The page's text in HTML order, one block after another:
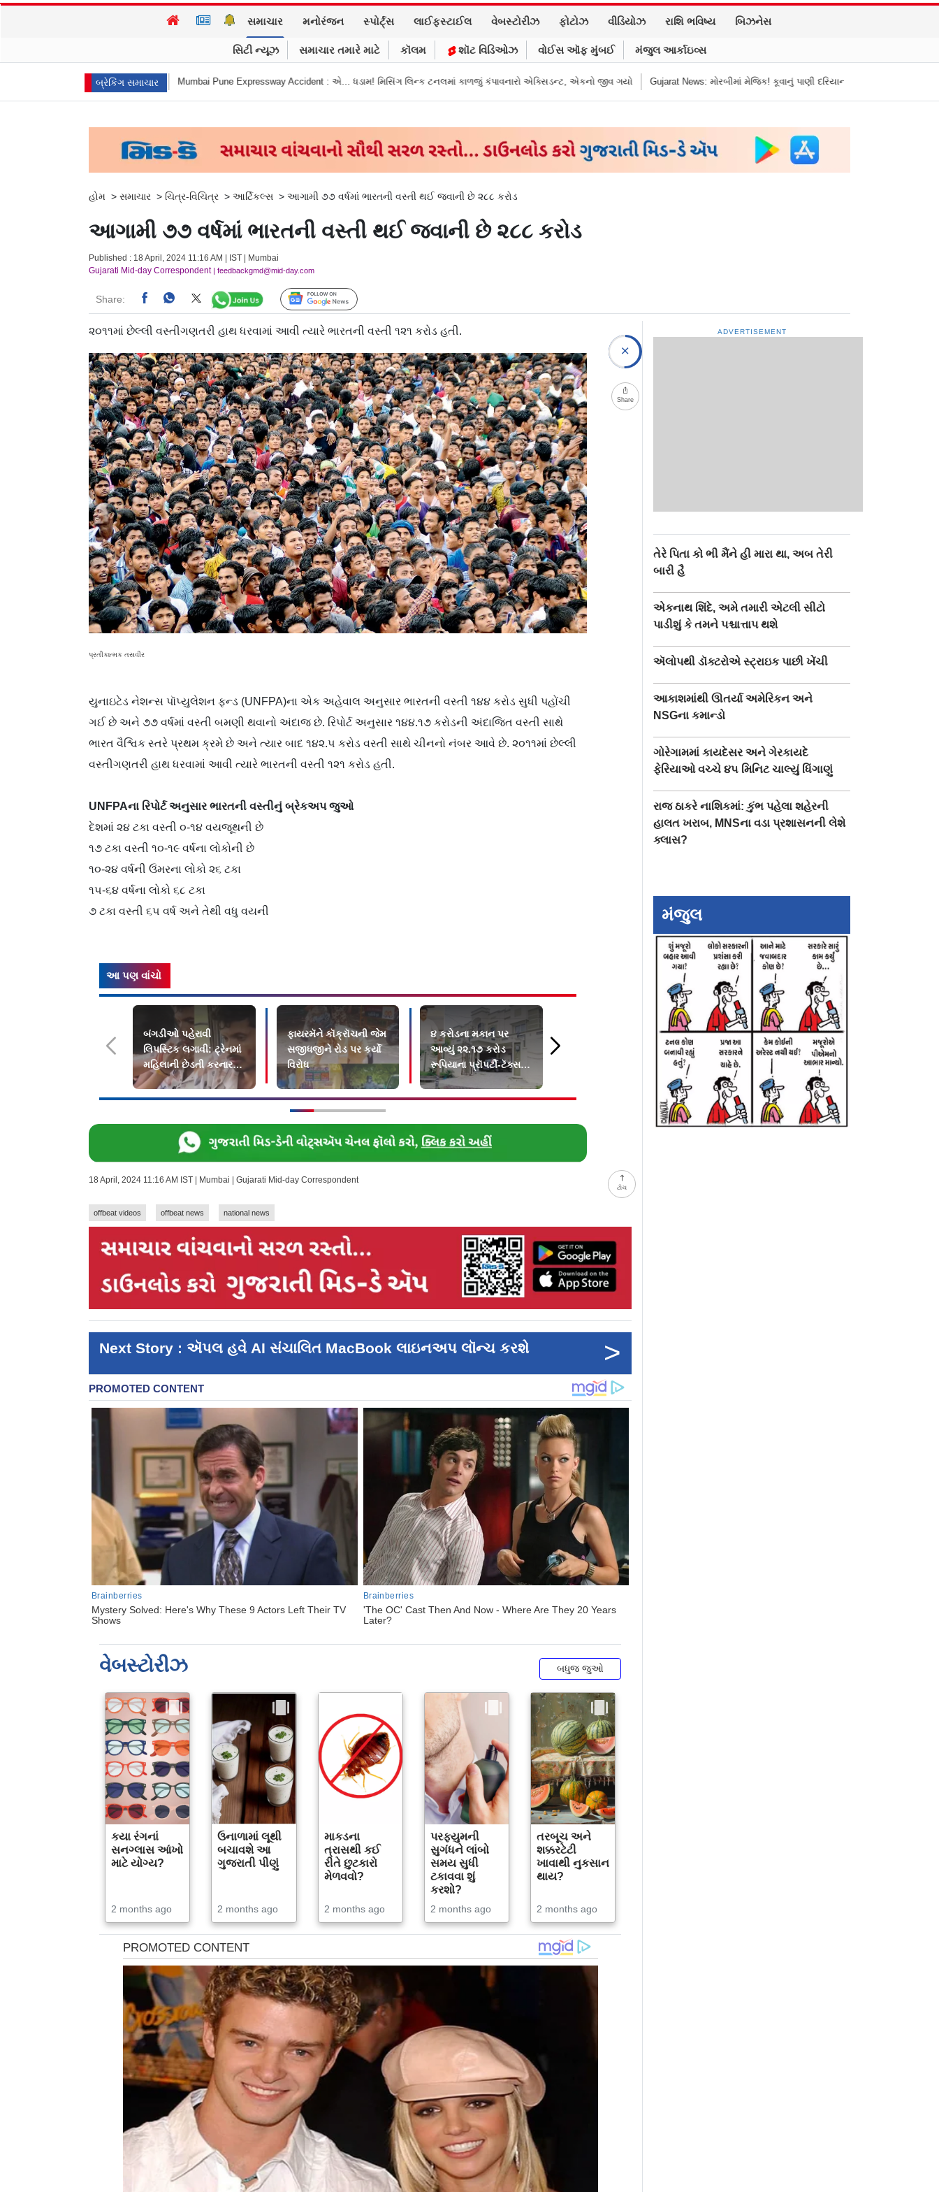
સમાચાર મનોરંજન સ્પોર્ટ્સ લાઈફસ્ટાઈલ વેબસ્ટોરીઝ ફોટોઝ વીડિયોઝ રાશિ ભવિષ્ય બિઝનેસ
સિટી ન્યૂઝ સમાચાર તમારે માટે કૉલમ શૉટ વિડિઓઝ વોઈસ ઑફ મુંબઈ મંજુલ આર્કાઇવ્સ
બ્રેકિંગ સમાચાર
Mumbai Pune Expressway Accident : એ... ધડામ! મિસિંગ લિન્ક ટનલમાં કાળજું કંપાવનારો એક્સિડન્ટ, એકનો જીવ ગયો Gujarat News: મોરબીમાં મેજિક! કૂવાનું પાણી દરિયાનાં મોજાંની જેમ ઊછળવા લાગ્યું, શું કહે છે નિષ્ણાતો?
હોમ > સમાચાર > ચિત્ર-વિચિત્ર > આર્ટિકલ્સ > આગામી ૭૭ વર્ષમાં ભારતની વસ્તી થઈ જવાની છે ૨૮૮ કરોડ
આગામી ૭૭ વર્ષમાં ભારતની વસ્તી થઈ જવાની છે ૨૮૮ કરોડ
Published : 18 April, 2024 11:16 AM | IST | Mumbai
Gujarati Mid-day Correspondent| feedbackgmd@mid-day.com
Share: Follow Us
ટોચ
૨૦૧૧માં છેલ્લી વસ્તીગણતરી હાથ ધરવામાં આવી ત્યારે ભારતની વસ્તી ૧૨૧ કરોડ હતી.
પ્રતીકાત્મક તસવીર
યુનાઇટેડ નેશન્સ પૉપ્યુલેશન ફન્ડ (UNFPA)ના એક અહેવાલ અનુસાર ભારતની વસ્તી ૧૪૪ કરોડ સુધી પહોંચી
ગઈ છે અને ૭૭ વર્ષમાં વસ્તી બમણી થવાનો અંદાજ છે. રિપોર્ટ અનુસાર ૧૪૪.૧૭ કરોડની અંદાજિત વસ્તી સાથે
ભારત વૈશ્વિક સ્તરે પ્રથમ ક્રમે છે અને ત્યાર બાદ ૧૪૨.૫ કરોડ વસ્તી સાથે ચીનનો નંબર આવે છે. ૨૦૧૧માં છેલ્લી
વસ્તીગણતરી હાથ ધરવામાં આવી ત્યારે ભારતની વસ્તી ૧૨૧ કરોડ હતી.
UNFPAના રિપોર્ટ અનુસાર ભારતની વસ્તીનું બ્રેકઅપ જુઓ
દેશમાં ૨૪ ટકા વસ્તી ૦-૧૪ વયજૂથની છે
૧૭ ટકા વસ્તી ૧૦-૧૯ વર્ષના લોકોની છે
૧૦-૨૪ વર્ષની ઉંમરના લોકો ૨૬ ટકા
૧૫-૬૪ વર્ષના લોકો ૬૮ ટકા
૭ ટકા વસ્તી ૬૫ વર્ષ અને તેથી વધુ વયની
આ પણ વાંચો
બંગડીઓ પહેરાવી
લિપસ્ટિક લગાવી: ટ્રેનમાં
મહિલાની છેડતી કરનારને
લોકોએ પાઠ ભણાવ્યો
ફાયરમૅને કૉક્રૉચની જેમ
સજીધજીને રોડ પર કર્યો
વિરોધ
૪ કરોડના મકાન પર
આવ્યું ૨૨.૧૭ કરોડ
રૂપિયાના પ્રૉપર્ટી-ટૅક્સનું
બિલ
થયો એટલે મનાવવા માટે
વીડિયો કૉલ પર પિતાના
અંતિમ સંસ્કાર જોયા, 3
દીકરીઓએ પૈસા
મોકલાવ્યા પણ હાજરી ન
આપી
Share
18 April, 2024 11:16 AM IST | Mumbai | Gujarati Mid-day Correspondent
offbeat videos offbeat news national news
Next Story : ઍપલ હવે AI સંચાલિત MacBook લાઇનઅપ લૉન્ચ કરશે >
વેબસ્ટોરીઝ બધુજ જુઓ
કયા રંગનાં
સનગ્લાસ આંખો
માટે યોગ્ય?
2 months ago
ઉનાળામાં લૂથી
બચાવશે આ
ગુજરાતી પીણું
2 months ago
માકડના
ત્રાસથી કઈ
રીતે છુટકારો
મેળવવો?
2 months ago
પરફ્યુમની
સુગંધને લાંબો
સમય સુધી
ટકાવવા શું
કરશો?
2 months ago
તરબૂચ અને
શક્કરટેટી
ખાવાથી નુકસાન
થાય?
2 months ago
ADVERTISEMENT
તેરે પિતા કો ભી મૈંને હી મારા થા, અબ તેરી
બારી હૈ
એકનાથ શિંદે, અમે તમારી એટલી સીટો
પાડીશું કે તમને પશ્ચાત્તાપ થશે
ઍલોપથી ડૉક્ટરોએ સ્ટ્રાઇક પાછી ખેંચી
આકાશમાંથી ઊતર્યા અમેરિકન અને
NSGના કમાન્ડો
ગોરેગામમાં કાયદેસર અને ગેરકાયદે
ફેરિયાઓ વચ્ચે ૪૫ મિનિટ ચાલ્યું ધિંગાણું
રાજ ઠાકરે નાશિકમાં: કુંભ પહેલા શહેરની
હાલત ખરાબ, MNSના વડા પ્રશાસનની લેશે
ક્લાસ?
મંજુલ